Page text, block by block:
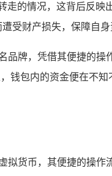
走的情况，这背后反映
受财产损失，保障自身
品牌，凭借其便捷的操
钱包内的资金便在不知
拟货币，其便捷的操作